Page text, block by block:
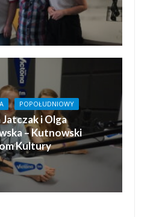
POPOŁUDNIOWY
i Olga
– Kutnowski
Kultury